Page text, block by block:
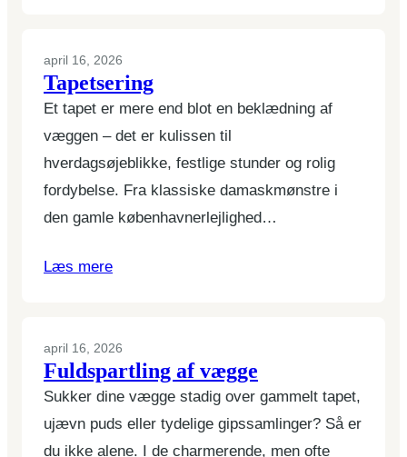
april 16, 2026
Tapetsering
Et tapet er mere end blot en beklædning af
væggen – det er kulissen til
hverdagsøjeblikke, festlige stunder og rolig
fordybelse. Fra klassiske damaskmønstre i
den gamle københavnerlejlighed…
Læs mere
april 16, 2026
Fuldspartling af vægge
Sukker dine vægge stadig over gammelt tapet,
ujævn puds eller tydelige gipssamlinger? Så er
du ikke alene. I de charmerende, men ofte